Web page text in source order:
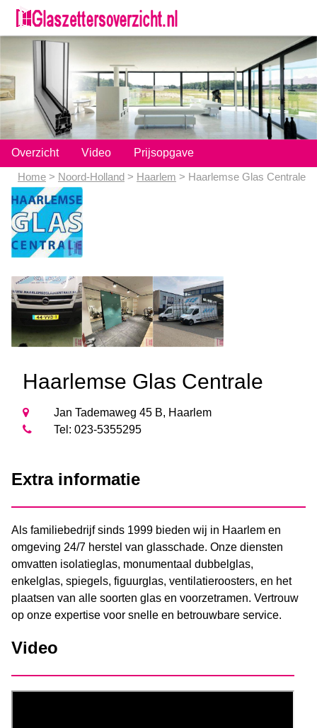
;
Overzicht Video Prijsopgave
Home > Noord-Holland > Haarlem > Haarlemse Glas Centrale
Haarlemse Glas Centrale
Jan Tademaweg 45 B, Haarlem
Tel: 023-5355295
Extra informatie
Als familiebedrijf sinds 1999 bieden wij in Haarlem en
omgeving 24/7 herstel van glasschade. Onze diensten
omvatten isolatieglas, monumentaal dubbelglas,
enkelglas, spiegels, figuurglas, ventilatieroosters, en het
plaatsen van alle soorten glas en voorzetramen. Vertrouw
op onze expertise voor snelle en betrouwbare service.
Video